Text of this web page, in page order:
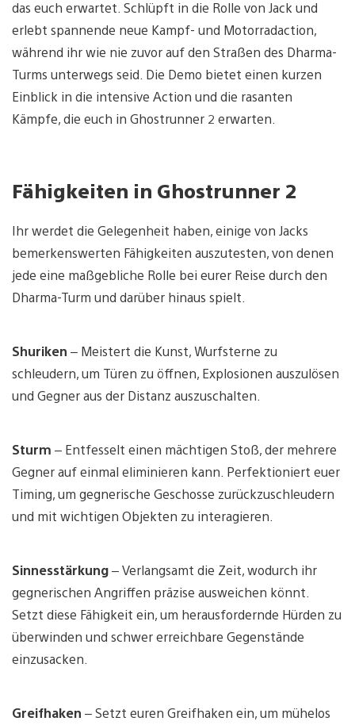
das euch erwartet. Schlüpft in die Rolle von Jack und
erlebt spannende neue Kampf- und Motorradaction,
während ihr wie nie zuvor auf den Straßen des Dharma-
Turms unterwegs seid. Die Demo bietet einen kurzen
Einblick in die intensive Action und die rasanten
Kämpfe, die euch in Ghostrunner 2 erwarten.
Fähigkeiten in Ghostrunner 2
Ihr werdet die Gelegenheit haben, einige von Jacks
bemerkenswerten Fähigkeiten auszutesten, von denen
jede eine maßgebliche Rolle bei eurer Reise durch den
Dharma-Turm und darüber hinaus spielt.
Shuriken – Meistert die Kunst, Wurfsterne zu
schleudern, um Türen zu öffnen, Explosionen auszulösen
und Gegner aus der Distanz auszuschalten.
Sturm – Entfesselt einen mächtigen Stoß, der mehrere
Gegner auf einmal eliminieren kann. Perfektioniert euer
Timing, um gegnerische Geschosse zurückzuschleudern
und mit wichtigen Objekten zu interagieren.
Sinnesstärkung– Verlangsamt die Zeit, wodurch ihr
gegnerischen Angriffen präzise ausweichen könnt.
Setzt diese Fähigkeit ein, um herausfordernde Hürden zu
überwinden und schwer erreichbare Gegenstände
einzusacken.
Greifhaken – Setzt euren Greifhaken ein, um mühelos